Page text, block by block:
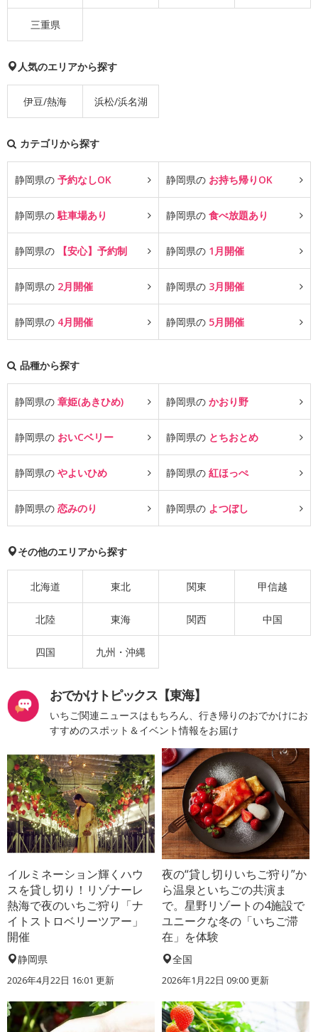
三重県
人気のエリアから探す
伊豆/熱海 浜松/浜名湖
カテゴリから探す
静岡県の 予約なしOK 静岡県の お持ち帰りOK
静岡県の駐車場あり 静岡県の 食べ放題あり
静岡県の 【安心】予約制 静岡県の 1月開催
静岡県の 2月開催 静岡県の 3月開催
静岡県の 4月開催 静岡県の 5月開催
品種から探す
静岡県の 章姫(あきひめ) 静岡県の かおり野
静岡県の おいCベリー 静岡県の とちおとめ
静岡県の やよいひめ 静岡県の 紅ほっぺ
静岡県の 恋みのり 静岡県の よつぼし
その他のエリアから探す
北海道 東北 関東 甲信越
北陸 東海 関西 中国
四国 九州・沖縄
おでかけトピックス【東海】
いちご関連ニュースはもちろん、行き帰りのおでかけにお
すすめのスポット＆イベント情報をお届け
イルミネーション輝くハウ
スを貸し切り！リゾナーレ
熱海で夜のいちご狩り「ナ
イトストロベリーツアー」
開催
静岡県
2026年4月22日 16:01 更新
夜の“貸し切りいちご狩り”か
ら温泉といちごの共演ま
で。星野リゾートの4施設で
ユニークな冬の「いちご滞
在」を体験
全国
2026年1月22日 09:00 更新